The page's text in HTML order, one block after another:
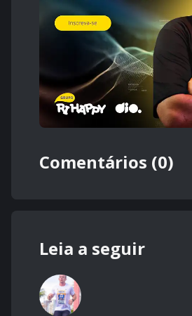
Comentários (0)
Leia a seguir